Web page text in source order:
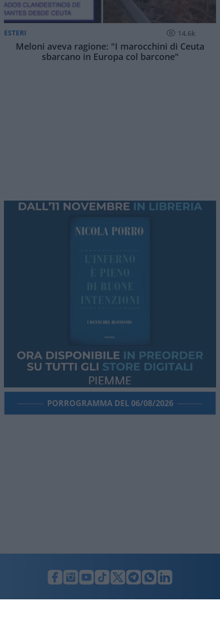
ESTERI 14.6k
Meloni aveva ragione: "I marocchini di Ceuta
sbarcano in Europa col barcone"
PORROGRAMMA DEL 06/08/2026
LUNIFIN S.r.l. a socio unico. Sede legale Milano, Largo F. Richini, 2/A,